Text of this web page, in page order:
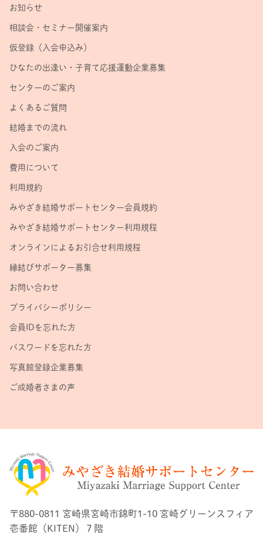
お知らせ
相談会・セミナー開催案内
仮登録（入会申込み）
ひなたの出逢い・子育て応援運動企業募集
センターのご案内
よくあるご質問
結婚までの流れ
入会のご案内
費用について
利用規約
みやざき結婚サポートセンター会員規約
みやざき結婚サポートセンター利用規程
オンラインによるお引合せ利用規程
縁結びサポーター募集
お問い合わせ
プライバシーポリシー
会員IDを忘れた方
パスワードを忘れた方
写真館登録企業募集
ご成婚者さまの声
〒880-0811 宮崎県宮崎市錦町1-10 宮崎グリーンスフィア
壱番館（KITEN）７階